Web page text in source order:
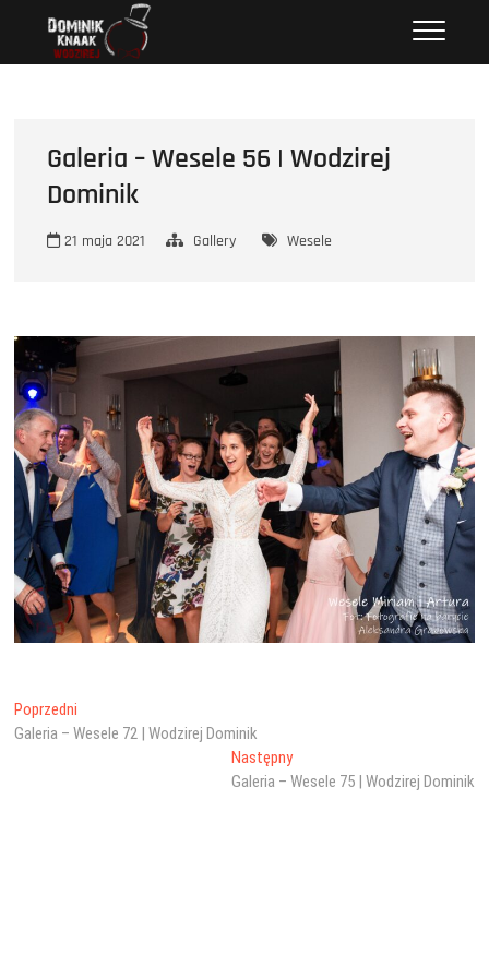
STRONA INTERNETOWA WODZIREJA DOMINIKA.
Galeria – Wesele 56 | Wodzirej
Dominik
21 maja 2021 Gallery Wesele
Nawigacja
wpisu
Poprzedni
wpis:
Galeria – Wesele 72 | Wodzirej Dominik
NastępnyNastępny
wpis:
Galeria – Wesele 75 | Wodzirej Dominik